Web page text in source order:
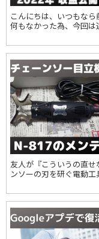
こんにちは、いつもな
何もなかった為、今回は
友人が『こういうの直
ンソーの刃を研ぐ電動工